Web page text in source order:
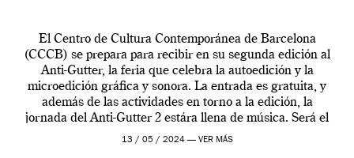
El Centro de Cultura Contemporánea de Barcelona
(CCCB) se prepara para recibir en su segunda edición al
Anti-Gutter, la feria que celebra la autoedición y la
microedición gráfica y sonora. La entrada es gratuita, y
además de las actividades en torno a la edición, la
jornada del Anti-Gutter 2 estára llena de música. Será el
[…]
13 / 05 / 2024 — VER MÁS